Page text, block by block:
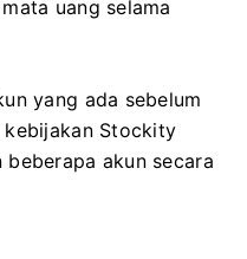
uang selama
yang ada sebelum
kebijakan Stockity
beberapa akun secara